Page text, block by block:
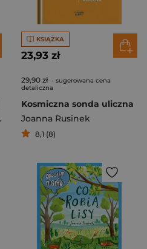
KSIĄŻKA
23,93 zł
29,90 zł - sugerowana cena
detaliczna
Kosmiczna sonda uliczna
Joanna Rusinek
8,1 (8)